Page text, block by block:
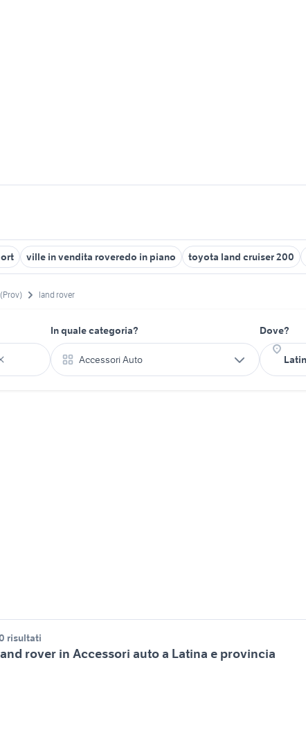
ville in vendita roveredo in piano toyota land cruiser 200
land rover
In quale categoria?
Accessori Auto
Dove?
risultati
rover in Accessori auto a Latina e provincia